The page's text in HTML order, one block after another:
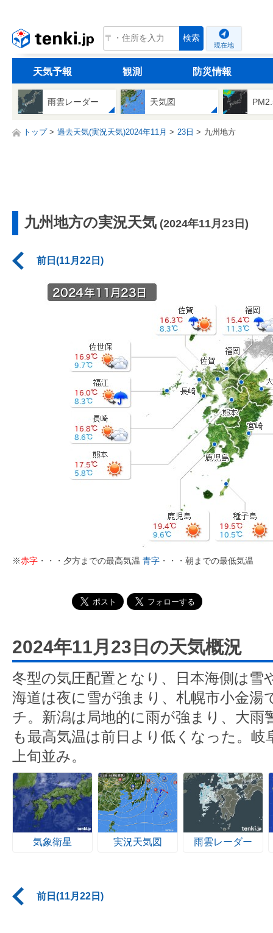
tenki.jp 検索
現在地
天気予報 観測 防災情報
雨雲レーダー 天気図
トップ 過去天気(実況天気)2024年11月 23日 九州地方
九州地方の実況天気 (2024年11月23日)
前日(11月22日)
※赤字 ・・・夕方までの最高気温 青字 ・・・朝までの最低気温
2024年11月23日の天気概況
冬型の気圧配置となり、日本海側は雪
海道は夜に雪が強まり、札幌市小金湯
チ。新潟は局地的に雨が強まり、大雨
も最高気温は前日より低くなった。岐
上旬並み。
気象衛星 実況天気図 雨雲レーダー
前日(11月22日)